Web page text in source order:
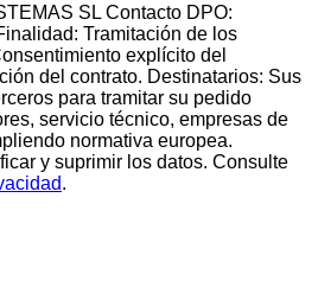
SL Contacto DPO:
Tramitación de los
explícito del
del contrato. Destinatarios: Sus
para tramitar su pedido
servicio técnico, empresas de
normativa europea.
y suprimir los datos. Consulte
.